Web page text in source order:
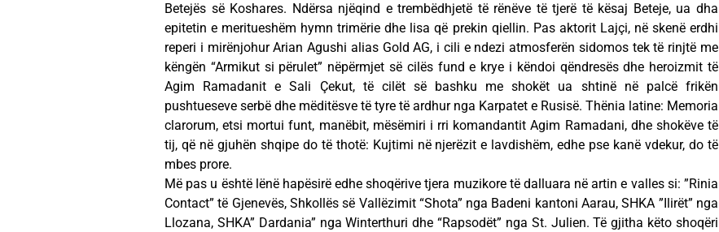
Betejës së Koshares. Ndërsa njëqind e trembëdhjetë të rënëve të tjerë të kësaj Beteje, ua dha
epitetin e meritueshëm hymn trimërie dhe lisa që prekin qiellin. Pas aktorit Lajçi, në skenë erdhi
reperi i mirënjohur Arian Agushi alias Gold AG, i cili e ndezi atmosferën sidomos tek të rinjtë me
këngën “Armikut si përulet” nëpërmjet së cilës fund e krye i këndoi qëndresës dhe heroizmit të
Agim Ramadanit e Sali Çekut, të cilët së bashku me shokët ua shtinë në palcë frikën
pushtueseve serbë dhe mëditësve të tyre të ardhur nga Karpatet e Rusisë. Thënia latine: Memoria
clarorum, etsi mortui funt, manëbit, mësëmiri i rri komandantit Agim Ramadani, dhe shokëve të
tij, që në gjuhën shqipe do të thotë: Kujtimi në njerëzit e lavdishëm, edhe pse kanë vdekur, do të
mbes prore.
Më pas u është lënë hapësirë edhe shoqërive tjera muzikore të dalluara në artin e valles si: ”Rinia
Contact” të Gjenevës, Shkollës së Vallëzimit “Shota” nga Badeni kantoni Aarau, SHKA ”Ilirët” nga
Llozana, SHKA” Dardania” nga Winterthuri dhe “Rapsodët” nga St. Julien. Të gjitha këto shoqëri